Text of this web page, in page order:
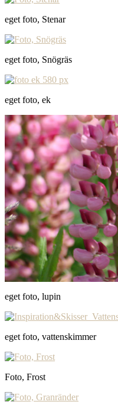
eget foto, Stenar
eget foto, Snögräs
eget foto, ek
eget foto, lupin
eget foto, vattenskimmer
Foto, Frost